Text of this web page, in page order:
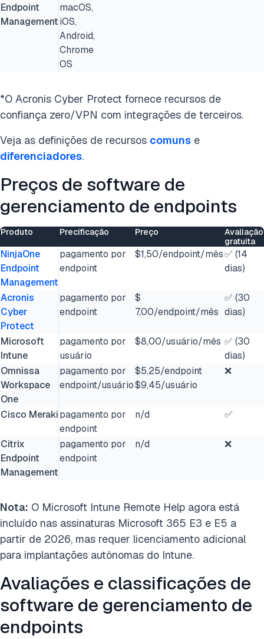
Endpoint
Management
macOS,
iOS,
Android,
Chrome
OS
*O Acronis Cyber Protect fornece recursos de
confiança zero/VPN com integrações de terceiros.
Veja as definições de recursos comuns e
diferenciadores.
Preços de software de
gerenciamento de endpoints
Produto Precificação Preço
Avaliação
gratuita
NinjaOne
Endpoint
Management
pagamento por
endpoint
$1,50/endpoint/mês✅ (14
dias)
Acronis
Cyber
Protect
pagamento por
endpoint
$
7,00/endpoint/mês
✅ (30
dias)
Microsoft
Intune
pagamento por
usuário
$8,00/usuário/mês ✅ (30
dias)
Omnissa
Workspace
One
pagamento por
endpoint/usuário
$5,25/endpoint
$9,45/usuário
❌
Cisco Merakipagamento por
endpoint
n/d ✅
Citrix
Endpoint
Management
pagamento por
endpoint
n/d ❌
Nota: O Microsoft Intune Remote Help agora está
incluído nas assinaturas Microsoft 365 E3 e E5 a
partir de 2026, mas requer licenciamento adicional
para implantações autônomas do Intune.
Avaliações e classificações de
software de gerenciamento de
endpoints